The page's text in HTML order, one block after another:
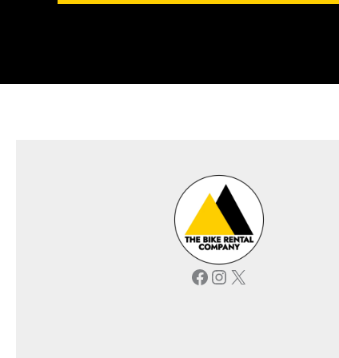
Facebook Instagram X